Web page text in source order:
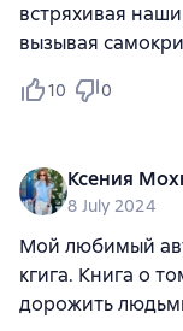
встряхивая
вызывая
10 0
Ксения
8 July 2024
Мой любимый
кгига. Книга о
дорожить